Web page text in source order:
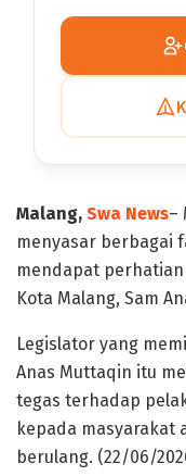
Malang, Swa News–
menyasar berbagai
mendapat perhatian
Kota Malang, Sam
Legislator yang
Anas Muttaqin itu
tegas terhadap
kepada masyarakat
berulang. (22/06/